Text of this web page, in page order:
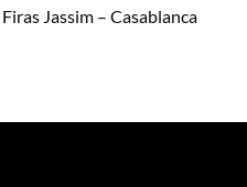
Jassim – Casablanca